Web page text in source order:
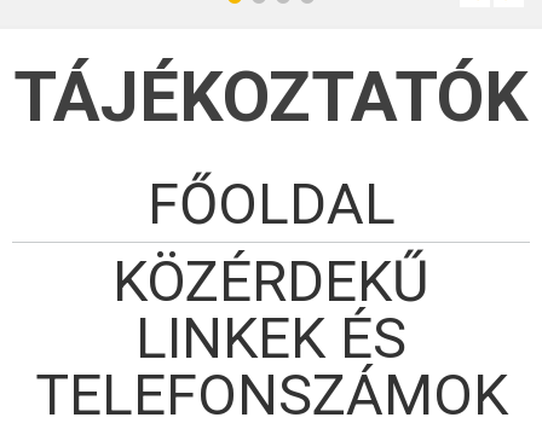
TÁJÉKOZTATÓK
FŐOLDAL
KÖZÉRDEKŰ
LINKEK ÉS
TELEFONSZÁMOK